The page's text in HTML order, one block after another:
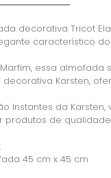
decorativa Tricot
característico
essa
decorativa Karsten,
Instantes da
produtos de
45 cm x 45 cm